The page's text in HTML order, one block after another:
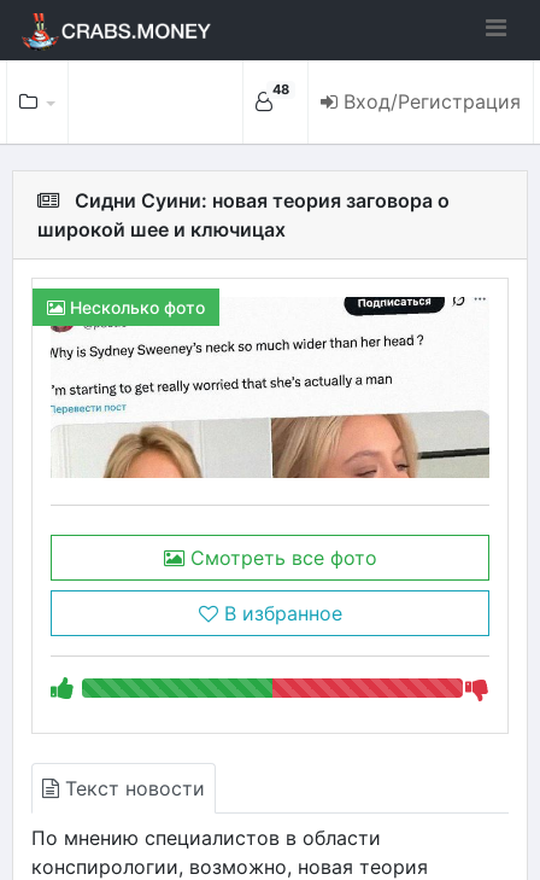
48 Вход/Регистрация
Сидни Суини: новая теория заговора о
широкой шее и ключицах
Несколько фото
Смотреть все фото
В избранное
Текст новости
По мнению специалистов в области
конспирологии, возможно, новая теория